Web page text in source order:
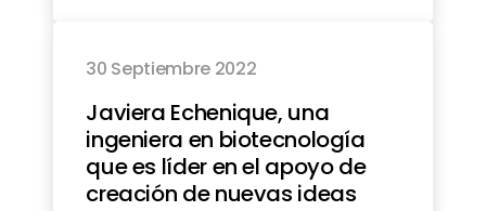
30 Septiembre 2022
Javiera Echenique, una
ingeniera en biotecnología
que es líder en el apoyo de
creación de nuevas ideas